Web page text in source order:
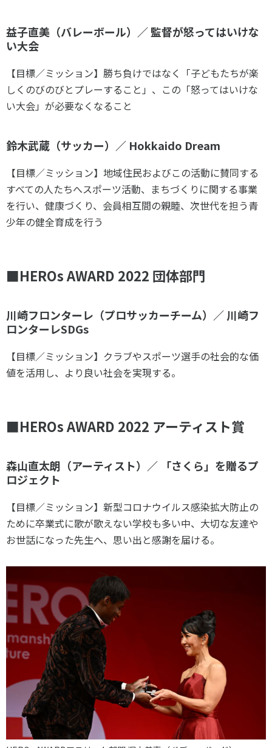
知る学ぶ
Sport Topics
スポーツ 歴史の検証
益子直美（バレーボール）／ 監督が怒ってはいけな
い大会
【目標／ミッション】勝ち負けではなく「子どもたちが楽
しくのびのびとプレーすること」、この「怒ってはいけな
い大会」が必要なくなること
鈴木武蔵（サッカー）／ Hokkaido Dream
【目標／ミッション】地域住民およびこの活動に賛同する
すべての人たちへスポーツ活動、まちづくりに関する事業
を行い、健康づくり、会員相互間の親睦、次世代を担う青
少年の健全育成を行う
■HEROs AWARD 2022 団体部門
川崎フロンターレ（プロサッカーチーム）／ 川崎フ
ロンターレSDGs
【目標／ミッション】クラブやスポーツ選手の社会的な価
値を活用し、より良い社会を実現する。
■HEROs AWARD 2022 アーティスト賞
森山直太朗（アーティスト）／ 「さくら」を贈るプ
ロジェクト
【目標／ミッション】新型コロナウイルス感染拡大防止の
ために卒業式に歌が歌えない学校も多い中、大切な友達や
お世話になった先生へ、思い出と感謝を届ける。